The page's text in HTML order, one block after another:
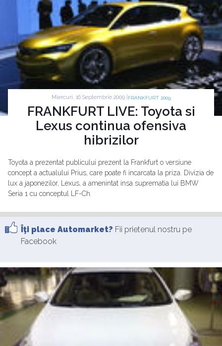
Miercuri, 16 Septembrie 2009 | FRANKFURT 2009
FRANKFURT LIVE: Toyota si
Lexus continua ofensiva
hibrizilor
Toyota a prezentat publicului prezent la Frankfurt o versiune
concept a actualului Prius, care poate fi incarcata la priza. Divizia de
lux a japonezilor, Lexus, a amenintat insa suprematia lui BMW
Seria 1 cu conceptul LF-Ch.
Îţi place Automarket? Fii prietenul nostru pe
Facebook